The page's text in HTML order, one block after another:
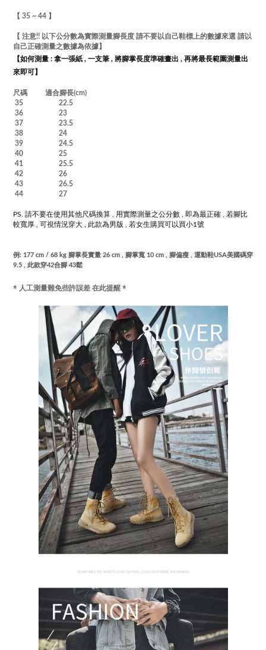
【 35 ~ 44 】
【 注意!! 以下公分數為實際測量腳長度 請不要以自己鞋標上的數據來選 請以
自己正確測量之數據為依據】
【如何測量 : 拿一張紙 , 一支筆 , 將腳掌長度準確畫出 , 再將最長範圍測量出
來即可】
尺碼 適合腳長(cm)
35 22.5
36 23
37 23.5
38 24
39 24.5
40 25
41 25.5
42 26
43 26.5
44 27
PS. 請不要在使用其他尺碼換算 , 用實際測量之公分數 , 即為最正確 , 若腳比
較寬厚 , 可視情況穿大 , 此款為男版 , 若女生購買可以買小1號
例: 177 cm / 68 kg 腳掌長實量 26 cm , 腳掌寬 10 cm , 腳偏瘦 , 運動鞋USA美國碼穿
9.5 , 此款穿42合腳 43鬆
* 人工測量難免些許誤差 在此提醒 *